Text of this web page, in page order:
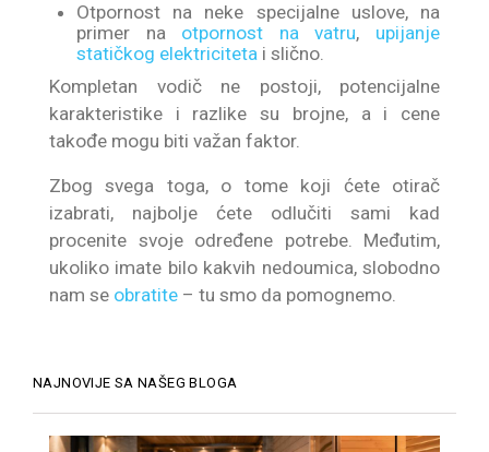
Otpornost na neke specijalne uslove, na
primer na otpornost na vatru, upijanje
statičkog elektriciteta i slično.
Kompletan vodič ne postoji, potencijalne
karakteristike i razlike su brojne, a i cene
takođe mogu biti važan faktor.
Zbog svega toga, o tome koji ćete otirač
izabrati, najbolje ćete odlučiti sami kad
procenite svoje određene potrebe. Međutim,
ukoliko imate bilo kakvih nedoumica, slobodno
nam se obratite – tu smo da pomognemo.
NAJNOVIJE SA NAŠEG BLOGA